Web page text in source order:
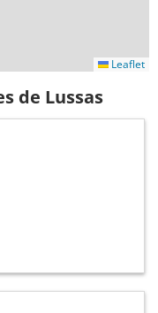
Leaflet
de Lussas